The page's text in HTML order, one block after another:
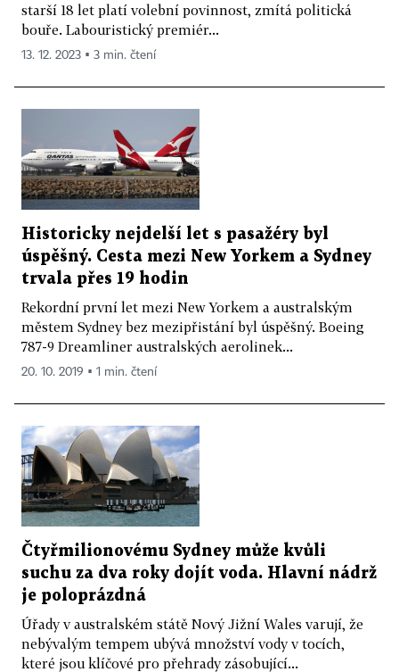
starší 18 let platí volební povinnost, zmítá politická
bouře. Labouristický premiér...
13. 12. 2023 ▪ 3 min. čtení
Historicky nejdelší let s pasažéry byl
úspěšný. Cesta mezi New Yorkem a Sydney
trvala přes 19 hodin
Rekordní první let mezi New Yorkem a australským
městem Sydney bez mezipřistání byl úspěšný. Boeing
787-9 Dreamliner australských aerolinek...
20. 10. 2019 ▪ 1 min. čtení
Čtyřmilionovému Sydney může kvůli
suchu za dva roky dojít voda. Hlavní nádrž
je poloprázdná
Úřady v australském státě Nový Jižní Wales varují, že
nebývalým tempem ubývá množství vody v tocích,
které jsou klíčové pro přehrady zásobující...